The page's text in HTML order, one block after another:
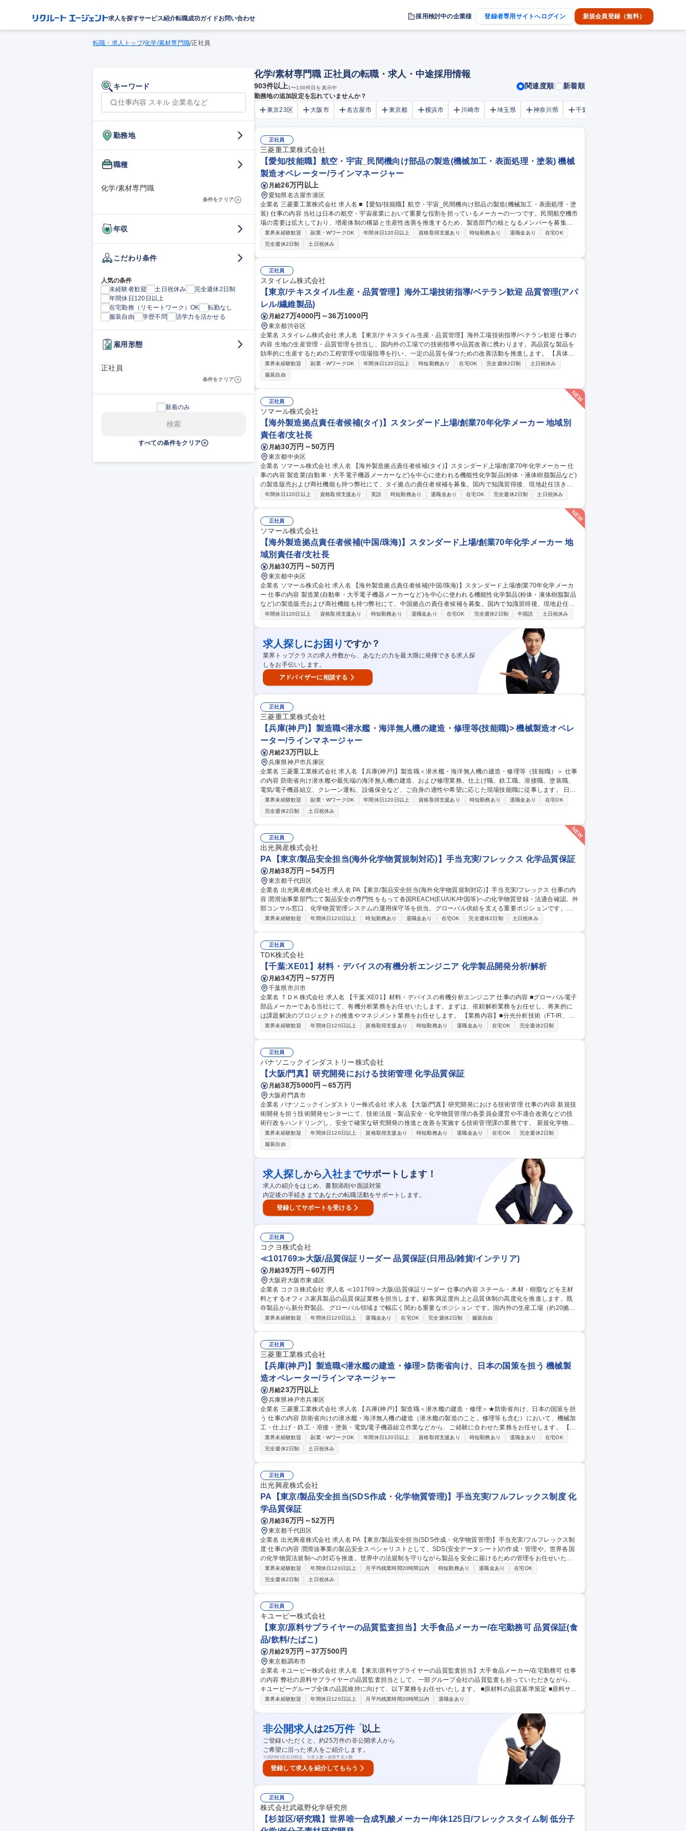
求人を探すサービス紹介転職成功ガイドお問い合わせ 採用検討中の企業様 登録者専用サイトへログイン 新規会員登録（無料）
転職・求人トップ/化学/素材専門職/正社員
キーワード
勤務地
職種
化学/素材専門職
条件をクリア
年収
こだわり条件
人気の条件
未経験者歓迎
土日祝休み
完全週休2日制
年間休日120日以上
在宅勤務（リモートワーク）OK
転勤なし
服装自由
学歴不問 語学力を活かせる
雇用形態
正社員
条件をクリア
新着のみ
検索
すべての条件をクリア
化学/素材専門職 正社員の転職・求人・中途採用情報
903件以上1〜100件目を表示中 関連度順 新着順
勤務地の追加設定を忘れていませんか？
東京23区
大阪市 名古屋市 東京都 横浜市 川崎市 埼玉県 神奈川県 千葉市
正社員
三菱重工業株式会社
【愛知/技能職】航空・宇宙_民間機向け部品の製造(機械加工・表面処理・塗装) 機械
製造オペレーター/ラインマネージャー
月給26万円以上
愛知県名古屋市港区
企業名 三菱重工業株式会社 求人名 ■【愛知/技能職】航空・宇宙_民間機向け部品の製造(機械加工・表面処理・塗
装) 仕事の内容 当社は日本の航空・宇宙産業において重要な役割を担っているメーカーの一つです。民間航空機市
場の需要は拡大しており、増産体制の構築と生産性改善を推進するため、製造部門の核となるメンバーを募集し
ます。 ※下記いずれかの専門工程をお任せ致します。 ■機械加工：超大型NC工作機械を用い、航空宇宙特有の
「難削材」をミクロン単位で精密加工します。■表面加工：航空機専用の特殊な化学薬品を用い、機体を過酷な環
境から守るコーティングを施します。■塗装：航空機専用の塗料やスプレーガンなど用い、機体の塗装を行いま
す。■塑性加工・熱処理：大型プレス機での精密な曲げ加工や、大型炉での熱処理を担当します。 募集職種 ■【愛
知/技能職】航空・宇宙_民間機向け部品の製造(機械加工・表面処理・塗装)
業界未経験歓迎 副業・WワークOK 年間休日120日以上 資格取得支援あり 時短勤務あり 退職金あり
在宅OK
完全週休2日制
土日祝休み
正社員
スタイレム株式会社
【東京/テキスタイル生産・品質管理】海外工場技術指導/ベテラン歓迎 品質管理(アパ
レル/繊維製品)
月給27万4000円～36万1000円
東京都渋谷区
企業名 スタイレム株式会社 求人名 【東京/テキスタイル生産・品質管理】海外工場技術指導/ベテラン歓迎 仕事の
内容 生地の生産管理・品質管理を担当し、国内外の工場での技術指導や品質改善に携わります。高品質な製品を
効率的に生産するための工程管理や現場指導を行い、一定の品質を保つための改善活動を推進します。 【具体的
には】生地の生産管理、品質管理、品質改善、工程管理を担当。海外工場（インドネシア、インド、ベトナム、
タイなど）での技術指導も行います。【業務内容】工場での温度管理や工程管理の指導、品質にムラが出た際の
原因分析と改善策の提案、現地スタッフへの技術指導などを通じて、高品質な製品の安定生産を実現します。 募
集職種 【東京/テキスタイル生産・品質管理】海外工場技術指導/ベテラン歓迎
業界未経験歓迎 副業・WワークOK 年間休日120日以上 時短勤務あり 在宅OK 完全週休2日制
土日祝休み
服装自由
正社員
ソマール株式会社
【海外製造拠点責任者候補(タイ)】スタンダード上場/創業70年化学メーカー 地域別
責任者/支社長
月給30万円～50万円
東京都中央区
企業名 ソマール株式会社 求人名 【海外製造拠点責任者候補(タイ)】スタンダード上場/創業70年化学メーカー 仕
事の内容 製造業(自動車・大手電子機器メーカーなど)を中心に使われる機能性化学製品(粉体・液体樹脂製品など)
の製造販売および商社機能も持つ弊社にて、タイ拠点の責任者候補を募集。国内で知識習得後、現地赴任頂きま
す。 現地で現在の拠点長から業務引継ぎを実施。約50名の工場や営業の管理を通じ事業成長を牽引します。■工
向上や製造効率の改善施策の実行 ■現トップからの業務引継ぎ 【仕事の魅力】右肩上がりの成長を続ける海外拠
点の経営を担う、裁量の大きなポジションです。経験を活かして拠点長として手腕を発揮できます。 募集職種
【海外製造拠点責任者候補(タイ)】スタンダード上場/創業70年化学メーカー
年間休日120日以上 資格取得支援あり 英語 時短勤務あり 退職金あり 在宅OK 完全週休2日制 土日祝休み
正社員
ソマール株式会社
【海外製造拠点責任者候補(中国/珠海)】スタンダード上場/創業70年化学メーカー 地
域別責任者/支社長
月給30万円～50万円
東京都中央区
企業名 ソマール株式会社 求人名 【海外製造拠点責任者候補(中国/珠海)】スタンダード上場/創業70年化学メーカ
ー 仕事の内容 製造業(自動車・大手電子機器メーカーなど)を中心に使われる機能性化学製品(粉体・液体樹脂製品
など)の製造販売および商社機能も持つ弊社にて、中国拠点の責任者候補を募集。国内で知識習得後、現地赴任頂
きます。 現地で現在の拠点長から業務引継ぎを実施。約50名の工場や営業の管理を通じ事業成長を牽引します。
品質向上や製造効率の改善施策の実行 ■現トップからの業務引継ぎ 【仕事の魅力】右肩上がりの成長を続ける海
外拠点の経営を担う、裁量の大きなポジションです。経験を活かして拠点長として手腕を発揮できます。 募集職
種 【海外製造拠点責任者候補(中国/珠海)】スタンダード上場/創業70年化学メーカー
年間休日120日以上 資格取得支援あり 時短勤務あり 退職金あり 在宅OK 完全週休2日制 中国語 土日祝休み
求人探しにお困り ですか？
業界トップクラスの求人件数から、あなたの力を最大限に発揮できる求人探
しをお手伝いします。
アドバイザーに相談する
正社員
三菱重工業株式会社
【兵庫(神戸)】製造職<潜水艦・海洋無人機の建造・修理等(技能職)> 機械製造オペレ
ーター/ラインマネージャー
月給23万円以上
兵庫県神戸市兵庫区
企業名 三菱重工業株式会社 求人名 【兵庫(神戸)】製造職＜潜水艦・海洋無人機の建造・修理等（技能職）＞ 仕事
の内容 防衛省向け潜水艦や最先端の海洋無人機の建造、および修理業務。仕上げ職、鉄工職、溶接職、塗装職、
電気/電子機器組立、クレーン運転、設備保全など、ご自身の適性や希望に応じた現場技能職に従事します。 日本
のトップクラスの性能を誇る潜水艦の建造から試運転、修理まで一貫して携わります。 (1)仕上げ・鉄工・溶接・
塗装:部品の最終調整や溶接、外板塗装 (2)電気/電子機器組立:艦内の電気系統の配線や機器設置 (3)設備保全・クレ
ーン運転:工場の製造ラインメンテナンス等 (4)足場職：足場の組立・解体・変更等 募集職種 【兵庫(神戸)】製造
職＜潜水艦・海洋無人機の建造・修理等（技能職）＞
業界未経験歓迎 副業・WワークOK 年間休日120日以上 資格取得支援あり 時短勤務あり 退職金あり
在宅OK
完全週休2日制
土日祝休み
正社員
出光興産株式会社
PA【東京/製品安全担当(海外化学物質規制対応)】手当充実/フレックス 化学品質保証
月給38万円～54万円
東京都千代田区
企業名 出光興産株式会社 求人名 PA【東京/製品安全担当(海外化学物質規制対応)】手当充実/フレックス 仕事の内
容 潤滑油事業部門にて製品安全の専門性をもって各国REACH(EU/UK/中国等)への化学物質登録・法適合確認、外
部コンサル窓口、化学物質管理システムの運用保守等を担当。グローバル供給を支える重要ポジションです。
【業務詳細】■各国REACH(EU, UK, トルコ, 中国, 韓国, 台湾)への化学物質登録等の対■各国輸入実績数量の集計
部門のマネジャーなど柔軟なキャリア形成が可能です。 募集職種 PA【東京/製品安全担当(海外化学物質規制対
応)】手当充実/フレックス
業界未経験歓迎 年間休日120日以上 時短勤務あり 退職金あり 在宅OK 完全週休2日制 土日祝休み
正社員
TDK株式会社
【千葉:XE01】材料・デバイスの有機分析エンジニア 化学製品開発分析/解析
月給34万円～57万円
千葉県市川市
企業名 ＴＤＫ株式会社 求人名 【千葉:XE01】材料・デバイスの有機分析エンジニア 仕事の内容 ■グローバル電子
部品メーカーである当社にて、有機分析業務をお任せいたします。まずは、依頼解析業務をお任せし、将来的に
は課題解決のプロジェクトの推進やマネジメント業務をお任せします。 【業務内容】■分光分析技術（FT-IR、Ra
man等）を用いたTDK全社の材料・デバイスの評価・解析業務 ■有機構造解析技術（GC、GC/MS、LC、LC/M
いものを見えるようにする」先端技術を開発する。 募集職種 【千葉:XE01】材料・デバイスの有機分析エンジニ
ア
業界未経験歓迎 年間休日120日以上 資格取得支援あり 時短勤務あり 退職金あり 在宅OK 完全週休2日制
正社員
パナソニックインダストリー株式会社
【大阪/門真】研究開発における技術管理 化学品質保証
月給38万5000円～65万円
大阪府門真市
企業名 パナソニックインダストリー株式会社 求人名 【大阪/門真】研究開発における技術管理 仕事の内容 新規技
術開発を担う技術開発センターにて、技術法規・製品安全・化学物質管理の各委員会運営や不適合改善などの技
術行政をハンドリングし、安全で確実な研究開発の推進と改善を実施する技術管理課の業務です。 新規化学物質
や試作評価設備を扱い不定形作業が中心となる環境において、変化の多い法規制や技術コンプラへの対応、開発
進捗の管理など技術行政の管理機能強化を担います。具体的には各BUの設計開発部門や上位組織であるPID技術
本部と連携しながら、技術行政組織の事務局として、技術法規や製品安全、化学物質管理などの各委員会の運営
および不適合の改善などに、技術者とともに対応し改善を実施します。 募集職種 【大阪/門真】研究開発における
技術管理
業界未経験歓迎 年間休日120日以上 資格取得支援あり 時短勤務あり 退職金あり 在宅OK
完全週休2日制
服装自由
求人探しから 入社までサポートします！
求人の紹介をはじめ、書類添削や面談対策
内定後の手続きまであなたの転職活動をサポートします。
登録してサポートを受ける
正社員
コクヨ株式会社
≪101769≫大阪/品質保証リーダー 品質保証(日用品/雑貨/インテリア)
月給39万円～60万円
大阪府大阪市東成区
企業名 コクヨ株式会社 求人名 ≪101769≫大阪/品質保証リーダー 仕事の内容 スチール・木材・樹脂などを主材
料とするオフィス家具製品の品質保証業務を担当します。顧客満足度向上と品質体制の高度化を推進します。既
存製品から新分野製品、グローバル領域まで幅広く関わる重要なポジション です。国内外の生産工場（約20拠
点）に対する品質監査・改善指導、顧客クレーム対応、不具合事象の原因分析と対策立案、新製品開発時の評
ーダー
業界未経験歓迎 年間休日120日以上 退職金あり 在宅OK 完全週休2日制 服装自由
正社員
三菱重工業株式会社
【兵庫(神戸)】製造職<潜水艦の建造・修理> 防衛省向け、日本の国策を担う 機械製
造オペレーター/ラインマネージャー
月給23万円以上
兵庫県神戸市兵庫区
企業名 三菱重工業株式会社 求人名 【兵庫(神戸)】製造職＜潜水艦の建造・修理＞★防衛省向け、日本の国策を担
う 仕事の内容 防衛省向けの潜水艦・海洋無人機の建造（潜水艦の製造のこと。修理等も含む）において、機械加
工・仕上げ・鉄工・溶接・塗装・電気/電子機器組立作業などから、ご経験に合わせた業務をお任せします。 【詳
細】三菱重工は世界的にもトップクラスと言われる日本の潜水艦を一手に担っています。海に囲まれた日本とい
う立地において潜水艦は、自衛隊装備品の中でも重要度の高い国防最前線の分野であり、また今後伸長が予想さ
れる海洋無人機（機雷及び機雷の探知を行う水中自動制御機器）はこれから開発段階、という事業のため、事業
初期から関わることができる非常にやりがいのあるフェーズになっています。 募集職種 【兵庫(神戸)】製造職＜
潜水艦の建造・修理＞★防衛省向け、日本の国策を担う
業界未経験歓迎 副業・WワークOK 年間休日120日以上 資格取得支援あり 時短勤務あり 退職金あり
在宅OK
完全週休2日制
土日祝休み
正社員
出光興産株式会社
PA【東京/製品安全担当(SDS作成・化学物質管理)】手当充実/フルフレックス制度 化
学品質保証
月給36万円～52万円
東京都千代田区
企業名 出光興産株式会社 求人名 PA【東京/製品安全担当(SDS作成・化学物質管理)】手当充実/フルフレックス制
度 仕事の内容 潤滑油事業の製品安全スペシャリストとして、SDS(安全データシート)の作成・管理や、世界各国
の化学物質法規制への対応を推進。世界中の法規制を守りながら製品を安全に届けるための管理をお任せいたし
ます。 【業務詳細】(1)製品SDSの作成、維持管理(2)原材料SDSの管理とデータベースへの反映(3)製品安全シス
テム、データベースの維持管理(4)各国の化学物質管理法規制への対応 ※潤滑油事業は研究から製造、販売までを
一貫して部門内に有しており、成長に伴い様々な職務に挑戦可能です。将来的に海外拠点の専門職やマネージャ
ー、コーポレート部門へのキャリアパスも描ける環境です。 募集職種 PA【東京/製品安全担当(SDS作成・化学物
質管理)】手当充実/フルフレックス制度
業界未経験歓迎 年間休日120日以上 月平均残業時間20時間以内 時短勤務あり 退職金あり
在宅OK
完全週休2日制
土日祝休み
正社員
キユーピー株式会社
【東京/原料サプライヤーの品質監査担当】大手食品メーカー/在宅勤務可 品質保証(食
品/飲料/たばこ)
月給29万円～37万500円
東京都調布市
企業名 キユーピー株式会社 求人名 【東京/原料サプライヤーの品質監査担当】大手食品メーカー/在宅勤務可 仕事
の内容 弊社の原料サプライヤーの品質監査担当として、一部グループ会社の品質監査も担っていただきながら、
キユーピーグループ全体の品質維持に向けて、以下業務をお任せいたします。 ■原材料の品質基準策定 ■原料サプ
ライヤーに対する監査実務 ■原料不良の有効性確認および改善の対応や原料の危害分析 ■グループ原料管理 等 監
ー/在宅勤務可
業界未経験歓迎 年間休日120日以上 月平均残業時間20時間以内 退職金あり
非公開求人 は25万件 ※以上
ご登録いただくと、約25万件の非公開求人から
ご希望に沿った求人をご紹介します。
※2026年3月31日時点 ※求人数＝採用予定人数
登録して求人を紹介してもらう
正社員
株式会社武蔵野化学研究所
【杉並区/研究職】世界唯一合成乳酸メーカー/年休125日/フレックスタイム制 低分子